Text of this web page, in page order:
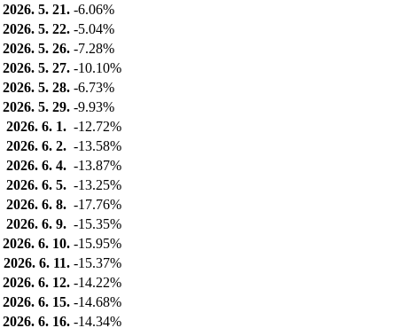
2026. 5. 21. -6.06%
2026. 5. 22. -5.04%
2026. 5. 26. -7.28%
2026. 5. 27. -10.10%
2026. 5. 28. -6.73%
2026. 5. 29. -9.93%
2026. 6. 1. -12.72%
2026. 6. 2. -13.58%
2026. 6. 4. -13.87%
2026. 6. 5. -13.25%
2026. 6. 8. -17.76%
2026. 6. 9. -15.35%
2026. 6. 10. -15.95%
2026. 6. 11. -15.37%
2026. 6. 12. -14.22%
2026. 6. 15. -14.68%
2026. 6. 16. -14.34%